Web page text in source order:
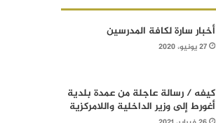
أخبار سارة لكافة المدرسين
27 يونيو، 2020
كيفه / رسالة عاجلة من عمدة بلدية
أغورط إلى وزير الداخلية واللامركزية